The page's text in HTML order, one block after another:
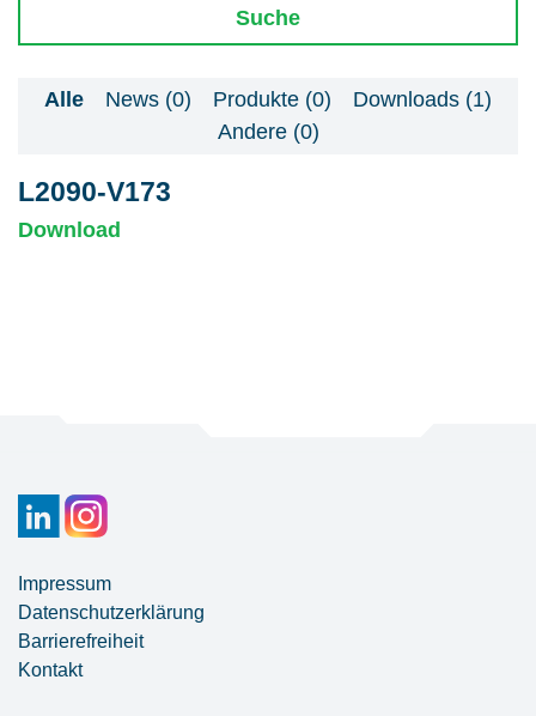
Suche
Alle News (0) Produkte (0)
Downloads (1)
Andere (0)
L2090-V173
Download
Impressum
Datenschutzerklärung
Barrierefreiheit
Kontakt